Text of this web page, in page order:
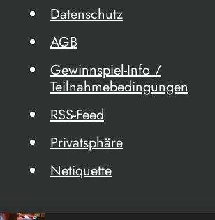
Datenschutz
AGB
Gewinnspiel-Info /
Teilnahmebedingungen
RSS-Feed
Privatsphäre
Netiquette